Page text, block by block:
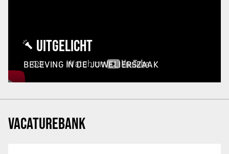
UITGELICHT
BELEVING IN DE JUWELIERSZAAK
VACATUREBANK